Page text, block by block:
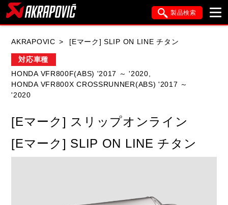
製品検索
HONDA SUZUKI
HARLEY DAVIDSON HUSQVANA
TRIUMPH
AKRAPOVIC [Eマーク] SLIP ON LINE チタン
対応車種
HONDA VFR800F(ABS) '2017 ～ '2020,
HONDA VFR800X CROSSRUNNER(ABS) '2017 ～
'2020
[Eマーク] スリップオンライン
[Eマーク] SLIP ON LINE チタン